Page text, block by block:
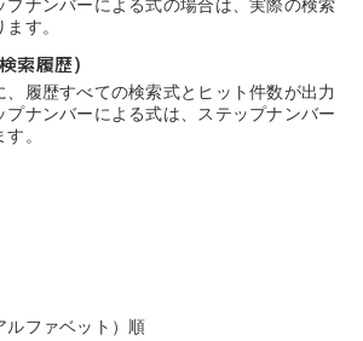
す。
索履歴）
、履歴すべての検索式とヒット件数が出力
プナンバーによる式は、ステップナンバー
。
ルファベット）順